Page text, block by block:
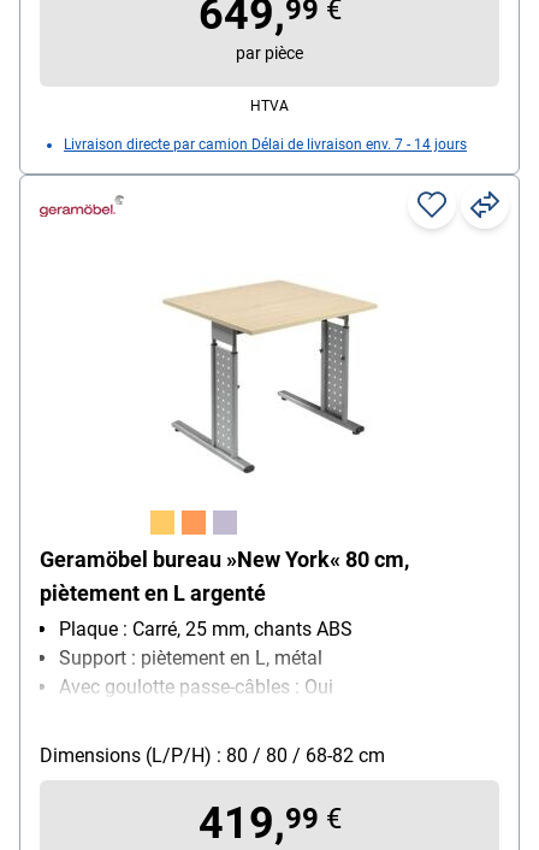
649,99 €
par pièce
HTVA
Livraison directe par camion Délai de livraison env. 7 - 14 jours
Geramöbel bureau »New York« 80 cm,
piètement en L argenté
Plaque : Carré, 25 mm, chants ABS
Support : piètement en L, métal
Avec goulotte passe-câbles : Oui
Réglage de la hauteur : lors du montage
Dimensions (L/P/H) : 80 / 80 / 68-82 cm
419,99 €